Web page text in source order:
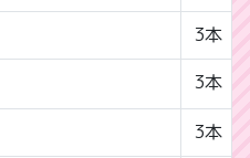
3本
3本
3本